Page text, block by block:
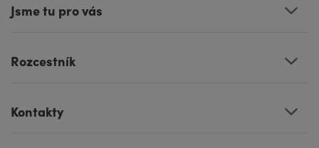
Jsme tu pro vás
Rozcestník
Kontakty